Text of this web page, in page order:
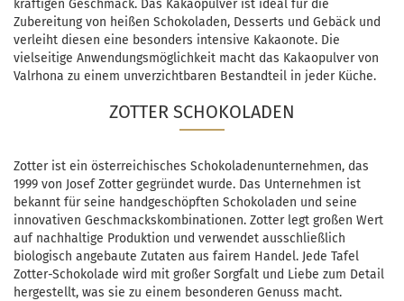
kräftigen Geschmack. Das Kakaopulver ist ideal für die
Zubereitung von heißen Schokoladen, Desserts und Gebäck und
verleiht diesen eine besonders intensive Kakaonote. Die
vielseitige Anwendungsmöglichkeit macht das Kakaopulver von
Valrhona zu einem unverzichtbaren Bestandteil in jeder Küche.
ZOTTER SCHOKOLADEN
Zotter ist ein österreichisches Schokoladenunternehmen, das
1999 von Josef Zotter gegründet wurde. Das Unternehmen ist
bekannt für seine handgeschöpften Schokoladen und seine
innovativen Geschmackskombinationen. Zotter legt großen Wert
auf nachhaltige Produktion und verwendet ausschließlich
biologisch angebaute Zutaten aus fairem Handel. Jede Tafel
Zotter-Schokolade wird mit großer Sorgfalt und Liebe zum Detail
hergestellt, was sie zu einem besonderen Genuss macht.